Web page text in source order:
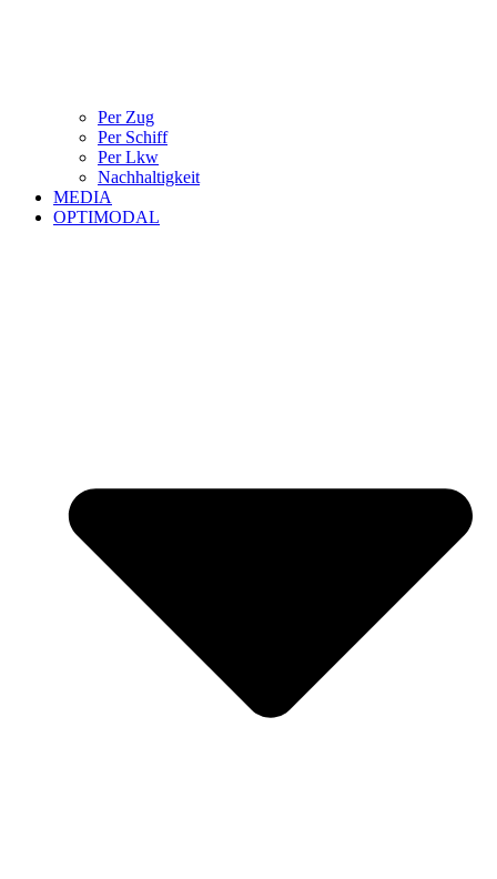
Per Zug
Per Schiff
Per Lkw
Nachhaltigkeit
MEDIA
OPTIMODAL